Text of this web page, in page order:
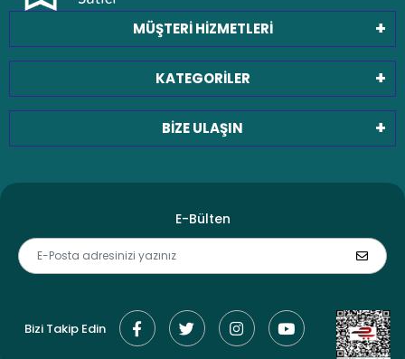
MÜŞTERİ HİZMETLERİ
KATEGORİLER
BİZE ULAŞIN
E-Bülten
Bizi Takip Edin